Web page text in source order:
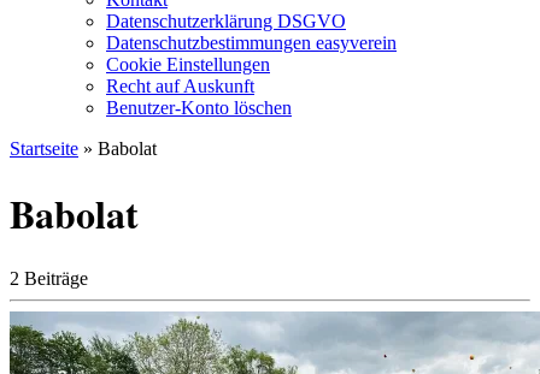
Datenschutzerklärung DSGVO
Datenschutzbestimmungen easyverein
Cookie Einstellungen
Recht auf Auskunft
Benutzer-Konto löschen
Startseite » Babolat
Babolat
2 Beiträge